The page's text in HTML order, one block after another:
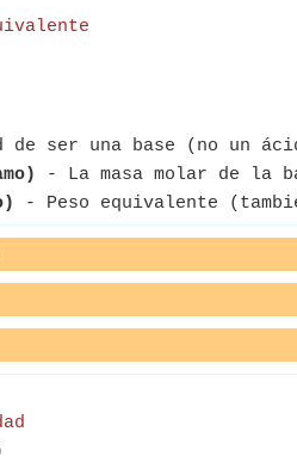
ser una base (no un
- La masa molar de la
- Peso equivalente